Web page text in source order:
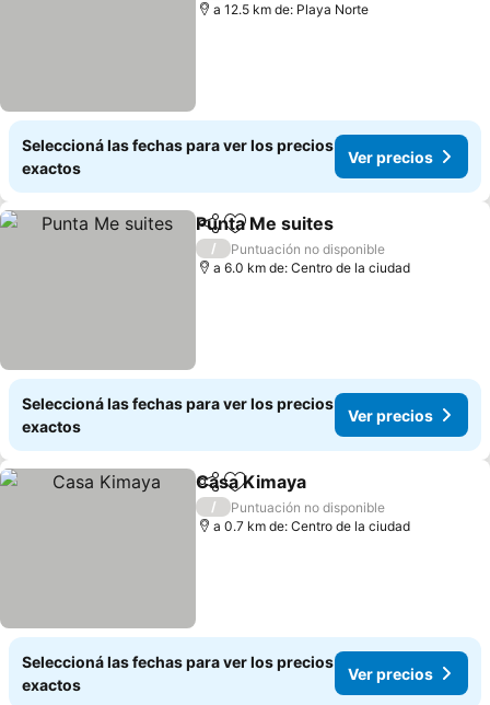
a 12.5 km de: Playa Norte
Seleccioná las fechas para ver los precios
exactos
Ver precios
CompartirAñadir a favoritos
Punta Me suites
/
Puntuación no disponible
a 6.0 km de: Centro de la ciudad
Seleccioná las fechas para ver los precios
exactos
Ver precios
CompartirAñadir a favoritos
Casa Kimaya
/
Puntuación no disponible
a 0.7 km de: Centro de la ciudad
Seleccioná las fechas para ver los precios
exactos
Ver precios